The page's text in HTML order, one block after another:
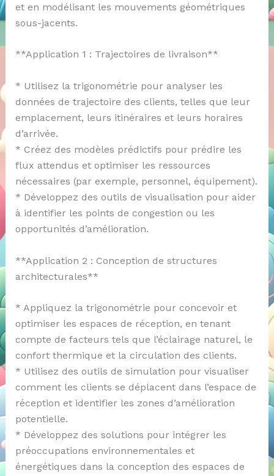
et en modélisant les mouvements géométriques
sous-jacents.
**Application 1 : Trajectoires de livraison**
* Utilisez la trigonométrie pour analyser les
données de trajectoire des clients, telles que leur
emplacement, leurs itinéraires et leurs horaires
d’arrivée.
* Créez des modèles prédictifs pour prédire les
flux attendus et optimiser les ressources
nécessaires (par exemple, personnel, équipement).
* Développez des outils de visualisation pour aider
à identifier les points de congestion ou les
opportunités d’amélioration.
**Application 2 : Conception de structures
architecturales**
* Appliquez la trigonométrie pour concevoir et
optimiser les espaces de réception, en tenant
compte de facteurs tels que l’éclairage naturel, le
confort thermique et la circulation des clients.
* Utilisez des outils de simulation pour visualiser
comment les clients se déplacent dans l’espace de
réception et identifier les zones d’amélioration
potentielle.
* Développez des solutions pour intégrer les
préoccupations environnementales et
énergétiques dans la conception des espaces de